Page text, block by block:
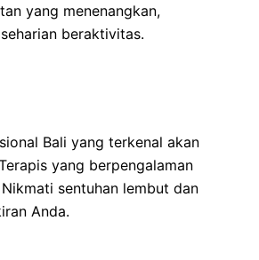
yang menenangkan,
beraktivitas.
Bali yang terkenal akan
yang berpengalaman
sentuhan lembut dan
Anda.